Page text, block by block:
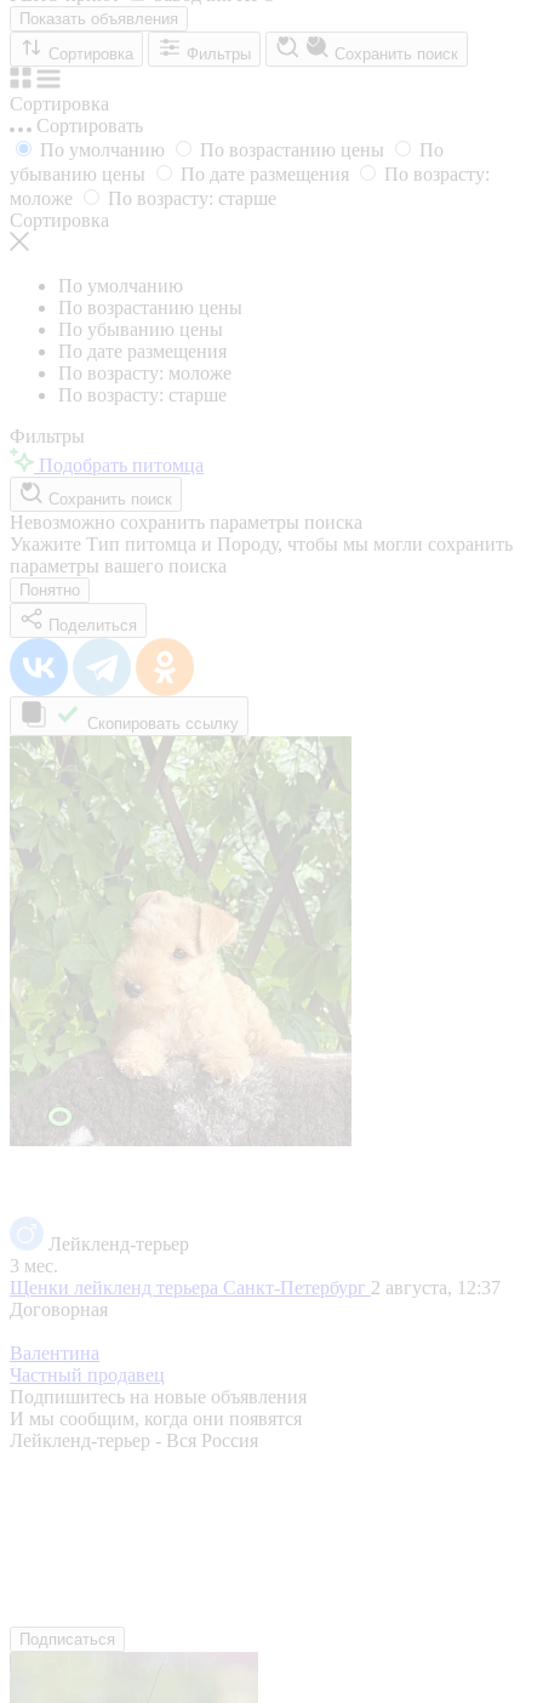
Показать объявления
Сортировка
Фильтры Сохранить поиск
Сортировка
Сортировать
По умолчанию
По возрастанию цены
По
убыванию цены
По дате размещения
По возрасту:
моложе
По возрасту: старше
Сортировка
По умолчанию
По возрастанию цены
По убыванию цены
По дате размещения
По возрасту: моложе
По возрасту: старше
Фильтры
Подобрать питомца
Сохранить поиск
Невозможно сохранить параметры поиска
Укажите Тип питомца и Породу, чтобы мы могли сохранить
параметры вашего поиска
Понятно
Поделиться
Скопировать ссылку
Лейкленд-терьер
3 мес.
Щенки лейкленд терьера Санкт-Петербург 2 августа, 12:37
Договорная
Валентина
Частный продавец
Подпишитесь на новые объявления
И мы сообщим, когда они появятся
Лейкленд-терьер - Вся Россия
Подписаться